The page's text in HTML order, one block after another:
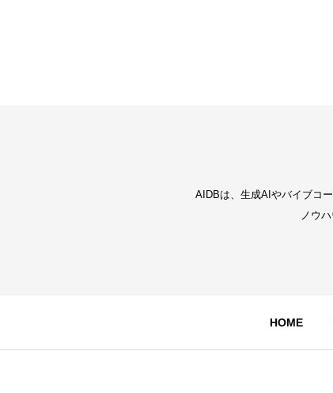
AIDBは、生成AIやバイブコ
ノウ
HOME